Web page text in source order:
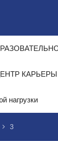
КАРЬЕРЫ
нагрузки
3